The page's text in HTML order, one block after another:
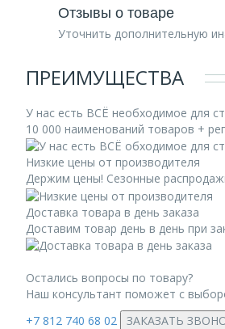
Отзывы о товаре
Уточнить дополнительную
ПРЕИМУЩЕСТВА
У нас есть ВСЁ необходимое для
10 000 наименований товаров +
Низкие цены от производителя
Держим цены! Сезонные
Доставка товара в день заказа
Доставим товар день в день при
Остались вопросы по товару?
Наш консультант поможет с
+7 812 740 68 02
ЗАКАЗАТЬ